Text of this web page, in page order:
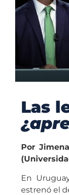
Las
Por
En
estrenó el